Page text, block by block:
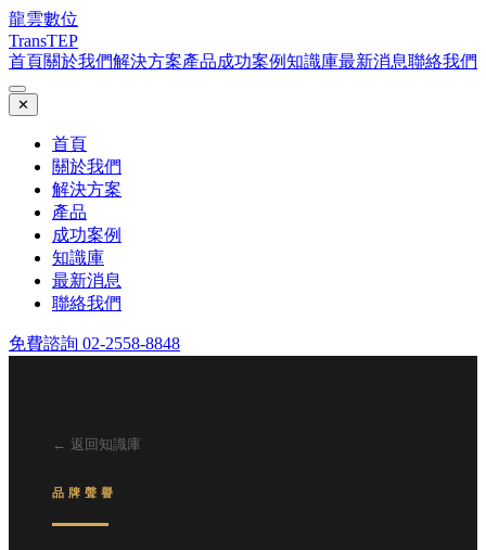
龍雲數位
TransTEP
首頁關於我們解決方案產品成功案例知識庫最新消息聯絡我們
✕
首頁
關於我們
解決方案
產品
成功案例
知識庫
最新消息
聯絡我們
免費諮詢 02-2558-8848
← 返回知識庫
品牌聲譽